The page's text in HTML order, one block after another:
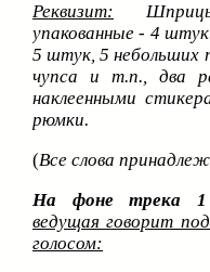
Реквизит: Шприцы
упакованные - 4
5 штук, 5 небольших
чупса и т.п., два
наклеенными
рюмки.
(Все слова
На фоне
трека
ведущая говорит
голосом: